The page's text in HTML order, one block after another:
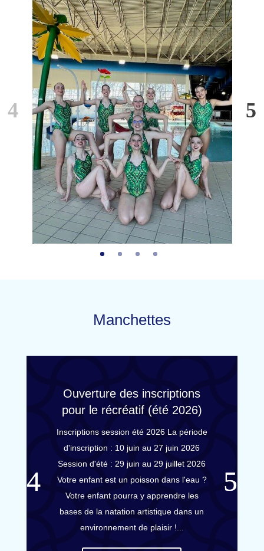
Manchettes
Ouverture des inscriptions
pour le récréatif (été 2026)
Inscriptions session été 2026 La période
d'inscription : 10 juin au 27 juin 2026
Session d'été : 29 juin au 29 juillet 2026
Votre enfant est un poisson dans l'eau ?
Votre enfant pourra y apprendre les
bases de la natation artistique dans un
environnement de plaisir !...